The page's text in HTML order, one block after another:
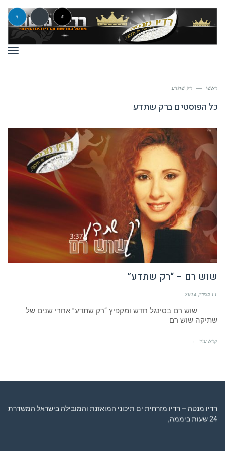
ראשי — רק שתדע
כל הפוסטים ברק שתדע
שוש רם – “רק שתדע”
11 במרץ 2014
שוש רם בסינגל חדש ומקפיץ “רק שתדע” אחרי שנים של
שתיקה שוש רם
קרא עוד ←
רדיו מנטה – רדיו מזרחית ים תיכוני המואזנת והמובילה בישראל המשדרת
24 שעות ביממה,